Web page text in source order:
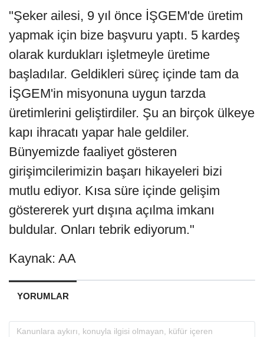
"Şeker ailesi, 9 yıl önce İŞGEM'de üretim
yapmak için bize başvuru yaptı. 5 kardeş
olarak kurdukları işletmeyle üretime
başladılar. Geldikleri süreç içinde tam da
İŞGEM'in misyonuna uygun tarzda
üretimlerini geliştirdiler. Şu an birçok ülkeye
kapı ihracatı yapar hale geldiler.
Bünyemizde faaliyet gösteren
girişimcilerimizin başarı hikayeleri bizi
mutlu ediyor. Kısa süre içinde gelişim
göstererek yurt dışına açılma imkanı
buldular. Onları tebrik ediyorum."
Kaynak: AA
YORUMLAR